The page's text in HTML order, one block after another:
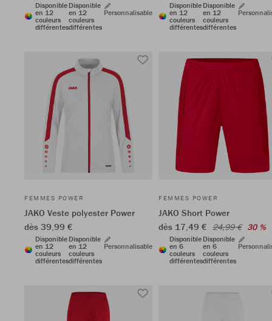
Disponible
en 12
couleurs
différentes
Disponible
en 12
couleurs
différentes
Personnalisable
Disponible
en 12
couleurs
différentes
Disponible
en 12
couleurs
différentes
FEMMES POWER
JAKO Veste polyester Power
dès 39,99 €
Disponible
en 12
couleurs
différentes
Disponible
en 12
couleurs
différentes
Personnalisable
FEMMES POWER
JAKO Short Power
dès 17,49 € 24,99 € 30 %
Disponible
en 6
couleurs
différentes
Disponible
en 6
couleurs
différentes